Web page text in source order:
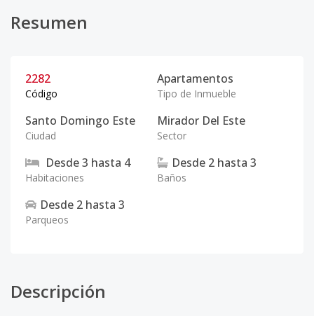
Resumen
2282
Código
Apartamentos
Tipo de Inmueble
Santo Domingo Este
Ciudad
Mirador Del Este
Sector
Desde3 hasta 4
Habitaciones
Desde 2 hasta 3
Baños
Desde 2 hasta 3
Parqueos
Descripción